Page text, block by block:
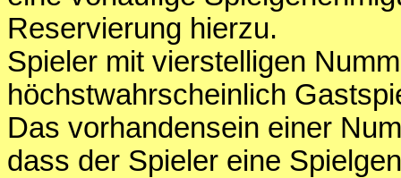
Reservierung hierzu.
Spieler mit vierstelligen
höchstwahrscheinlich
Das vorhandensein einer
dass der Spieler eine